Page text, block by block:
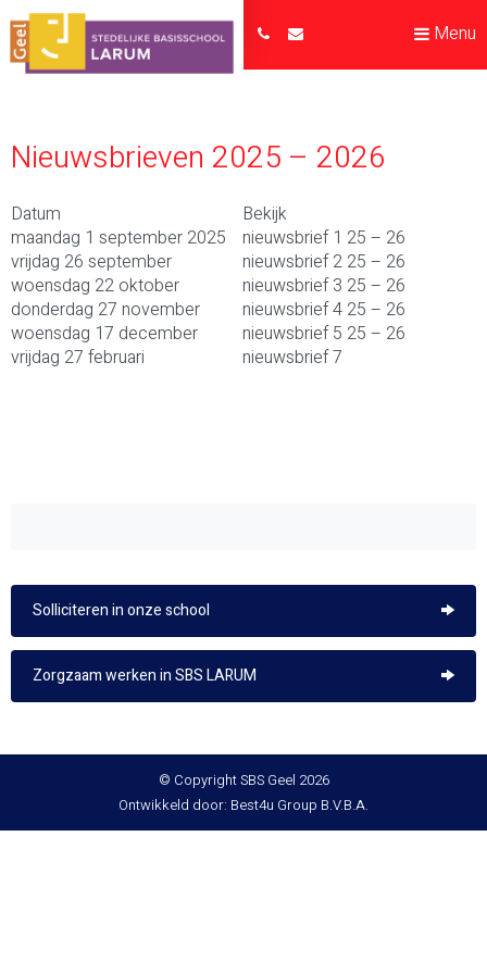
Menu
Nieuwsbrieven 2025 – 2026
Datum
Bekijk
maandag 1 september 2025
nieuwsbrief 1 25 – 26
vrijdag 26 september
nieuwsbrief 2 25 – 26
woensdag 22 oktober
nieuwsbrief 3 25 – 26
donderdag 27 november
nieuwsbrief 4 25 – 26
woensdag 17 december
nieuwsbrief 5 25 – 26
vrijdag 27 februari
nieuwsbrief 7
Solliciteren in onze school
Zorgzaam werken in SBS LARUM
© Copyright SBS Geel 2026
Ontwikkeld door: Best4u Group B.V.B.A.